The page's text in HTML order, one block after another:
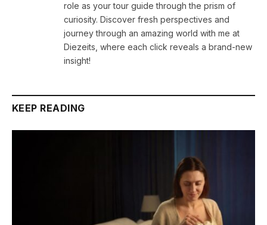
role as your tour guide through the prism of
curiosity. Discover fresh perspectives and
journey through an amazing world with me at
Diezeits, where each click reveals a brand-new
insight!
KEEP READING